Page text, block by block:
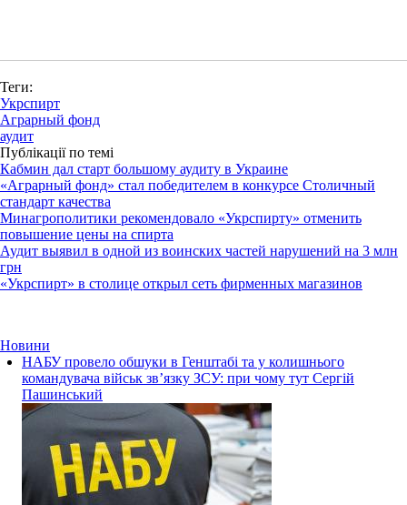
Теги:
Укрспирт
Аграрный фонд
аудит
Публікації по темі
Кабмин дал старт большому аудиту в Украине
«Аграрный фонд» стал победителем в конкурсе Столичный
стандарт качества
Минагрополитики рекомендовало «Укрспирту» отменить
повышение цены на спирта
Аудит выявил в одной из воинских частей нарушений на 3 млн
грн
«Укрспирт» в столице открыл сеть фирменных магазинов
Новини
НАБУ провело обшуки в Генштабі та у колишнього
командувача військ зв’язку ЗСУ: при чому тут Сергій
Пашинський